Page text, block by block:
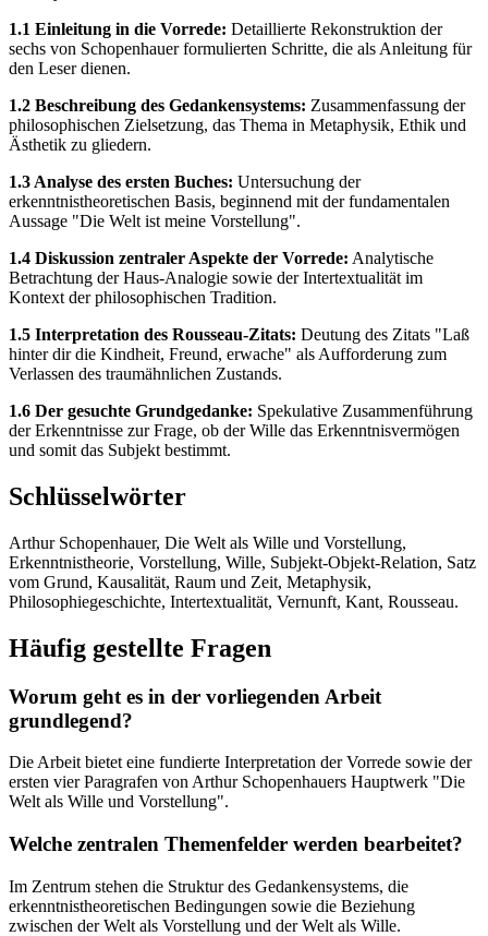
1.1 Einleitung in die Vorrede: Detaillierte Rekonstruktion der
sechs von Schopenhauer formulierten Schritte, die als Anleitung für
den Leser dienen.
1.2 Beschreibung des Gedankensystems: Zusammenfassung der
philosophischen Zielsetzung, das Thema in Metaphysik, Ethik und
Ästhetik zu gliedern.
1.3 Analyse des ersten Buches: Untersuchung der
erkenntnistheoretischen Basis, beginnend mit der fundamentalen
Aussage "Die Welt ist meine Vorstellung".
1.4 Diskussion zentraler Aspekte der Vorrede: Analytische
Betrachtung der Haus-Analogie sowie der Intertextualität im
Kontext der philosophischen Tradition.
1.5 Interpretation des Rousseau-Zitats: Deutung des Zitats "Laß
hinter dir die Kindheit, Freund, erwache" als Aufforderung zum
Verlassen des traumähnlichen Zustands.
1.6 Der gesuchte Grundgedanke: Spekulative Zusammenführung
der Erkenntnisse zur Frage, ob der Wille das Erkenntnisvermögen
und somit das Subjekt bestimmt.
Schlüsselwörter
Arthur Schopenhauer, Die Welt als Wille und Vorstellung,
Erkenntnistheorie, Vorstellung, Wille, Subjekt-Objekt-Relation, Satz
vom Grund, Kausalität, Raum und Zeit, Metaphysik,
Philosophiegeschichte, Intertextualität, Vernunft, Kant, Rousseau.
Häufig gestellte Fragen
Worum geht es in der vorliegenden Arbeit
grundlegend?
Die Arbeit bietet eine fundierte Interpretation der Vorrede sowie der
ersten vier Paragrafen von Arthur Schopenhauers Hauptwerk "Die
Welt als Wille und Vorstellung".
Welche zentralen Themenfelder werden bearbeitet?
Im Zentrum stehen die Struktur des Gedankensystems, die
erkenntnistheoretischen Bedingungen sowie die Beziehung
zwischen der Welt als Vorstellung und der Welt als Wille.